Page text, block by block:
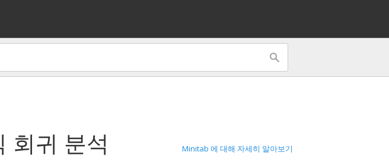
회귀 분석 Minitab 에 대해 자세히 알아보기